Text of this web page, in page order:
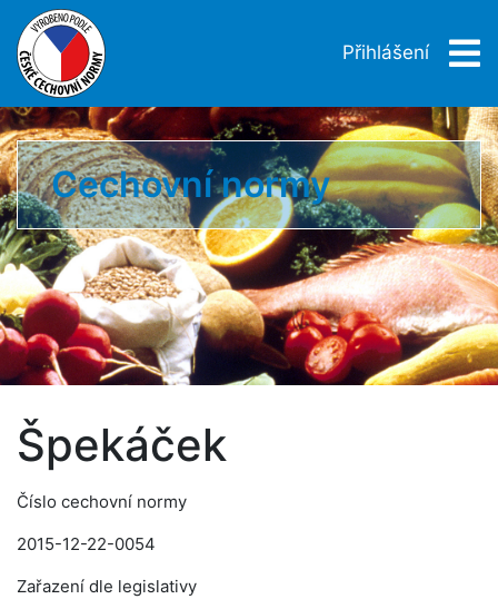
Přihlášení
Cechovní normy
Špekáček
Číslo cechovní normy
2015-12-22-0054
Zařazení dle legislativy